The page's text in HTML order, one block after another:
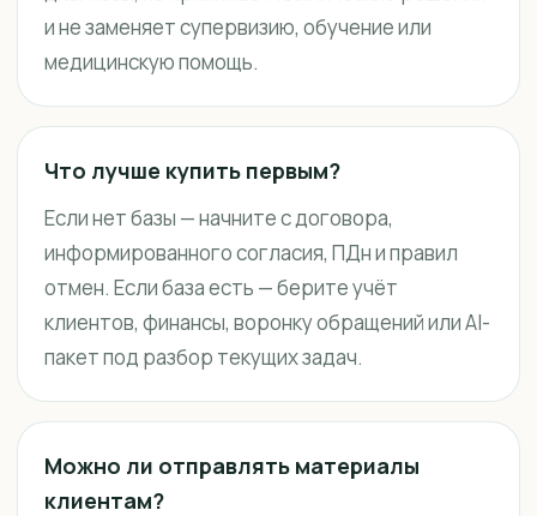
и не заменяет супервизию, обучение или
медицинскую помощь.
Что лучше купить первым?
Если нет базы — начните с договора,
информированного согласия, ПДн и правил
отмен. Если база есть — берите учёт
клиентов, финансы, воронку обращений или AI-
пакет под разбор текущих задач.
Можно ли отправлять материалы
клиентам?